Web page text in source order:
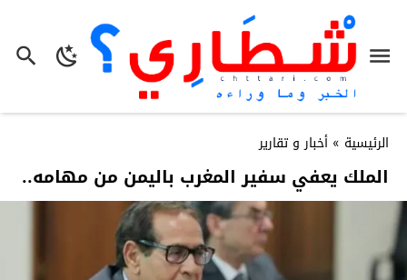
الرئيسية » أخبار و تقارير
الملك يعفي سفير المغرب باليمن من مهامه..